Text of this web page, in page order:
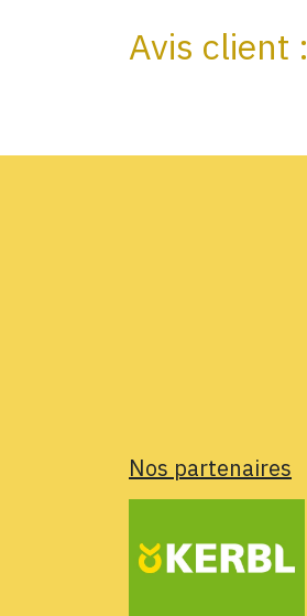
Avis client :
Nos partenaires